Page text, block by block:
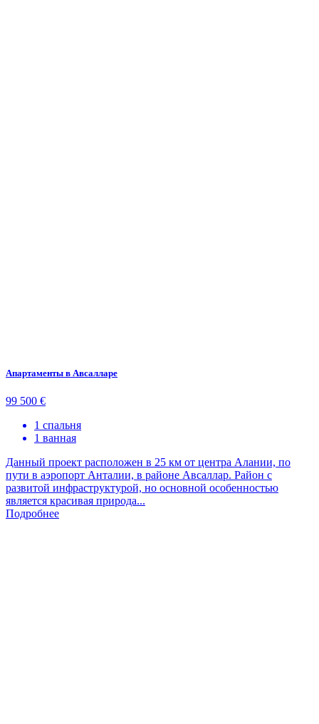
Апартаменты в Авсалларе
99 500 €
1 спальня
1 ванная
Данный проект расположен в 25 км от центра Алании, по
пути в аэропорт Анталии, в районе Авсаллар. Район с
развитой инфраструктурой, но основной особенностью
является красивая природа...
Подробнее